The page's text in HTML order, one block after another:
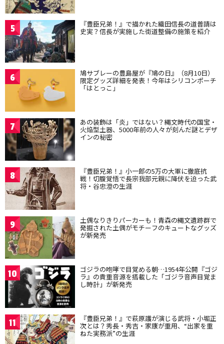
5 『豊臣兄弟！』で描かれた織田信長の道普請は
史実？信長が実施した街道整備の施策を紹介
6 鳩サブレーの豊島屋が『鳩の日』（8月10日）
限定グッズ詳細を発表！今年はシリコンポーチ
「はとっこ」
7 あの装飾は「炎」ではない？縄文時代の国宝・
火焔型土器、5000年前の人々が刻んだ謎とデザ
インの秘密
8 『豊臣兄弟！』小一郎の5万の大軍に徹底抗
戦！切腹覚悟で長宗我部元親に降伏を迫った武
将・谷忠澄の生涯
9 土偶なりきりパーカーも！青森の縄文遺跡群で
発掘された土偶がモチーフのキュートなグッズ
が新発売
10 ゴジラの咆哮で目覚める朝…1954年公開『ゴジ
ラ』の貴重音源を搭載した「ゴジラ音声目覚ま
し時計」が新発売
11 『豊臣兄弟！』で萩原護が演じる武将・小堀正
次とは？秀長・秀吉・家康が重用、“出家を重
ねた実務派”の生涯